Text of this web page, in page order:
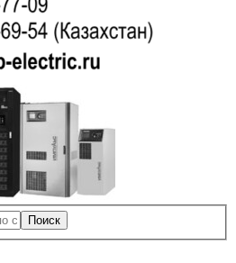
Поиск